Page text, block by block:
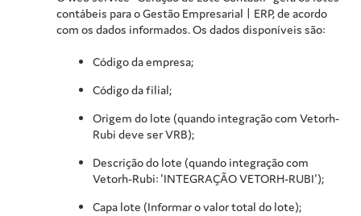
contábeis para o Gestão Empresarial | ERP, de acordo
com os dados informados. Os dados disponíveis são:
Código da empresa;
Código da filial;
Origem do lote (quando integração com Vetorh-
Rubi deve ser VRB);
Descrição do lote (quando integração com
Vetorh-Rubi: 'INTEGRAÇÃO VETORH-RUBI');
Capa lote (Informar o valor total do lote);